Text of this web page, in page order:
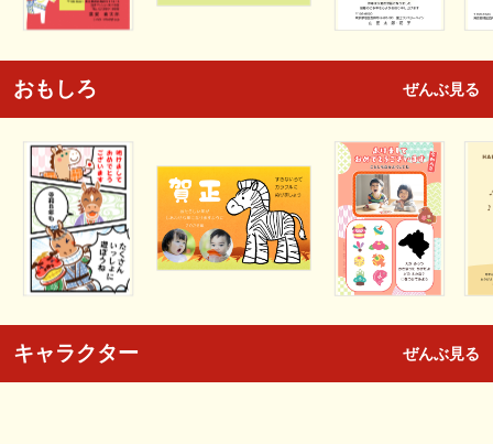
おもしろ ぜんぶ見る
キャラクター ぜんぶ見る